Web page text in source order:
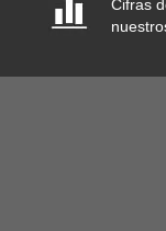
Cifras